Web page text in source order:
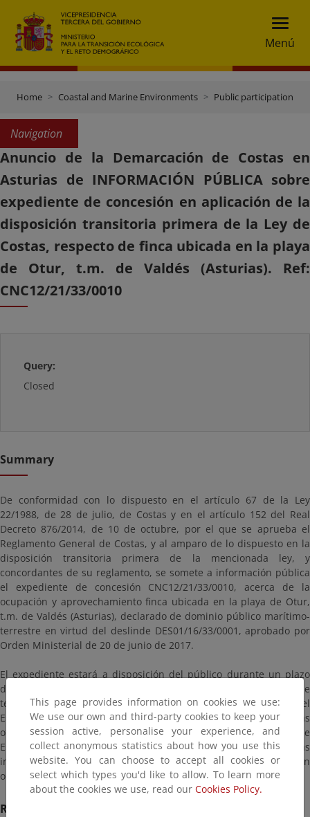
Menú
Home Coastal and Marine Environments Public participation
Navigation
Anuncio de la Demarcación de Costas en
Asturias de INFORMACIÓN PÚBLICA sobre
expediente de concesión en aplicación de la
disposición transitoria primera de la Ley de
Costas, respecto de finca ubicada en la playa
de Otur, t.m. de Valdés (Asturias). Ref:
CNC12/21/33/0010
Query:
Closed
Summary
De conformidad con lo dispuesto en el artículo 67 de la Ley
22/1988, de 28 de julio, de Costas y en el artículo 152 del Real
Decreto 876/2014, de 10 de octubre, por el que se aprueba el
Reglamento General de Costas, y al amparo de lo dispuesto en la
disposición transitoria primera de la mencionada ley, y
concordantes de su reglamento, se somete a información pública
el expediente de concesión CNC12/21/33/0010, acerca de la
ocupación y aprovechamiento finca ubicada en la playa de Otur,
t.m. de Valdés (Asturias), declarado de dominio público marítimo-
terrestre en virtud del deslinde DES01/16/33/0001, aprobado por
Orden Ministerial de 20 de junio de 2017.
El expediente estará a disposición del público durante un plazo
de VEINTE DÍAS, contados a partir del día siguiente a aquél en que
tenga lugar la publicación de este anuncio en el Boletín Oficial del
Estado, pudiendo ser examinado, solicitando cita previa, en las
oficinas de esta Demarcación de Costas en Asturias, Plaza de
España nº 3, 4ª planta, Oviedo; plazo durante el cual las personas
interesadas podrán formular las alegaciones que estimen
oportunas.
Remission deadline
This page provides information on cookies we use:
We use our own and third-party cookies to keep your
session active, personalise your experience, and
collect anonymous statistics about how you use this
website. You can choose to accept all cookies or
select which types you'd like to allow. To learn more
about the cookies we use, read our Cookies Policy.